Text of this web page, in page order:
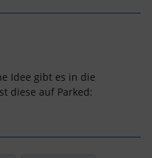
Idee gibt es in die
diese auf Parked: